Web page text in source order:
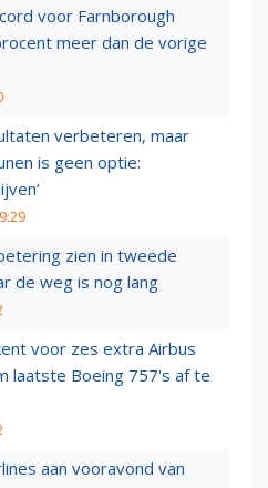
voor Farnborough
meer dan de vorige
verbeteren, maar
is geen optie:
zien in tweede
de weg is nog lang
voor zes extra Airbus
laatste Boeing 757's af te
aan vooravond van